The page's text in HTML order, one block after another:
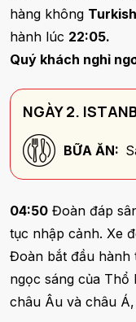
hàng không
hành lúc 22:05.
Quý khách nghỉ
NGÀY 2.
BỮA ĂN:
04:50 Đoàn đáp
tục nhập cảnh. Xe
Đoàn bắt đầu hành
ngọc sáng của Thổ
châu Âu và châu